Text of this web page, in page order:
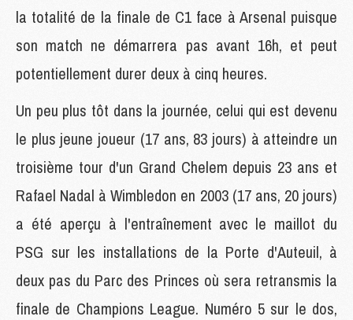
la totalité de la finale de C1 face à Arsenal puisque
son match ne démarrera pas avant 16h, et peut
potentiellement durer deux à cinq heures.
Un peu plus tôt dans la journée, celui qui est devenu
le plus jeune joueur (17 ans, 83 jours) à atteindre un
troisième tour d'un Grand Chelem depuis 23 ans et
Rafael Nadal à Wimbledon en 2003 (17 ans, 20 jours)
a été aperçu à l'entraînement avec le maillot du
PSG sur les installations de la Porte d'Auteuil, à
deux pas du Parc des Princes où sera retransmis la
finale de Champions League. Numéro 5 sur le dos,